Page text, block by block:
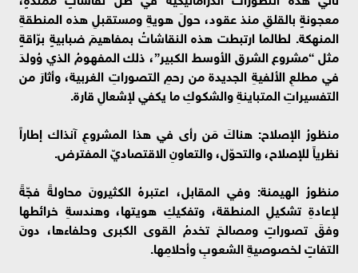
معجونةٍ بالقلقِ منذ عقود، حولَ هويةِ ومستقبلِ هذه المنطقةِ
المنهكة. لطالما ارتبطت هذه النقاشاتُ بمفاهيمَ ضبابيةٍ برّاقةٍ
مثل “مشروع الشرق الأوسط الكبير”، ذلك المفهومُ الذي وُولدَ
في مطلعِ الألفيةِ الجديدة من رحمِ التصوراتِ الغربية، وأثارَ من
التفسيراتِ المتباينةِ والشكوكِ ما يكفي لإشعالِ قارة.
منظورُ الإصلاح: هناكَ مَن رأى في هذا المشروعِ آنذاك إطاراً
نظرياً للإصلاح، والتحوّل، والتعاونِ الاقتصاديّ المفترض.
منظورُ الهيمنة: وفي المقابل، اعتبرهُ الكثيرونَ محاولةً فجّةً
لإعادةِ تشكيلِ المنطقة، وتفكيكِ هويتها، وهندسةِ خرائطها
وفقَ تصوراتٍ ومصالحَ تخدمُ القوى الكبرى وحلفاءها، دونَ
التفاتٍ لخصوصيةِ الشعوبِ وأحلامِها.